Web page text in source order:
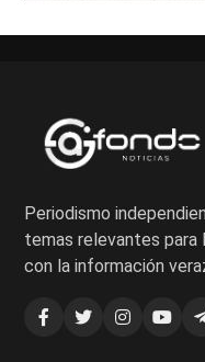
Periodismo
temas relevantes para
con la información